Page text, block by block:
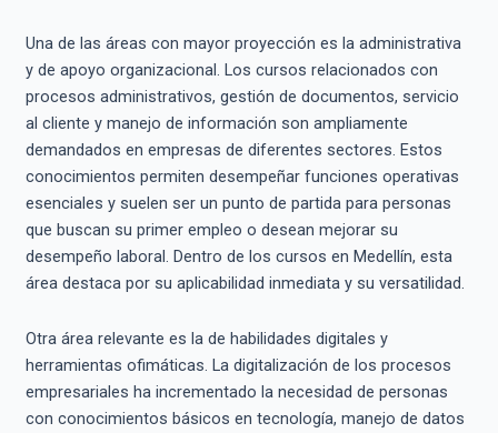
Una de las áreas con mayor proyección es la administrativa
y de apoyo organizacional. Los cursos relacionados con
procesos administrativos, gestión de documentos, servicio
al cliente y manejo de información son ampliamente
demandados en empresas de diferentes sectores. Estos
conocimientos permiten desempeñar funciones operativas
esenciales y suelen ser un punto de partida para personas
que buscan su primer empleo o desean mejorar su
desempeño laboral. Dentro de los cursos en Medellín, esta
área destaca por su aplicabilidad inmediata y su versatilidad.
Otra área relevante es la de habilidades digitales y
herramientas ofimáticas. La digitalización de los procesos
empresariales ha incrementado la necesidad de personas
con conocimientos básicos en tecnología, manejo de datos